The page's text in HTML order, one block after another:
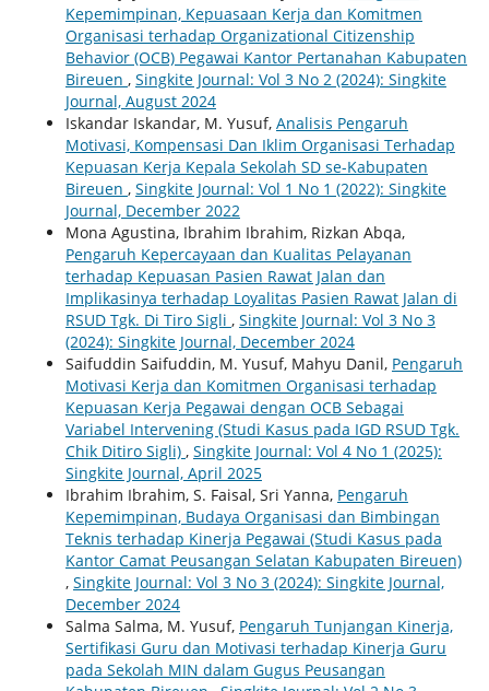
Kepemimpinan, Kepuasaan Kerja dan Komitmen
Organisasi terhadap Organizational Citizenship
Behavior (OCB) Pegawai Kantor Pertanahan Kabupaten
Bireuen , Singkite Journal: Vol 3 No 2 (2024): Singkite
Journal, August 2024
Iskandar Iskandar, M. Yusuf, Analisis Pengaruh
Motivasi, Kompensasi Dan Iklim Organisasi Terhadap
Kepuasan Kerja Kepala Sekolah SD se-Kabupaten
Bireuen , Singkite Journal: Vol 1 No 1 (2022): Singkite
Journal, December 2022
Mona Agustina, Ibrahim Ibrahim, Rizkan Abqa,
Pengaruh Kepercayaan dan Kualitas Pelayanan
terhadap Kepuasan Pasien Rawat Jalan dan
Implikasinya terhadap Loyalitas Pasien Rawat Jalan di
RSUD Tgk. Di Tiro Sigli , Singkite Journal: Vol 3 No 3
(2024): Singkite Journal, December 2024
Saifuddin Saifuddin, M. Yusuf, Mahyu Danil, Pengaruh
Motivasi Kerja dan Komitmen Organisasi terhadap
Kepuasan Kerja Pegawai dengan OCB Sebagai
Variabel Intervening (Studi Kasus pada IGD RSUD Tgk.
Chik Ditiro Sigli) , Singkite Journal: Vol 4 No 1 (2025):
Singkite Journal, April 2025
Ibrahim Ibrahim, S. Faisal, Sri Yanna, Pengaruh
Kepemimpinan, Budaya Organisasi dan Bimbingan
Teknis terhadap Kinerja Pegawai (Studi Kasus pada
Kantor Camat Peusangan Selatan Kabupaten Bireuen)
, Singkite Journal: Vol 3 No 3 (2024): Singkite Journal,
December 2024
Salma Salma, M. Yusuf, Pengaruh Tunjangan Kinerja,
Sertifikasi Guru dan Motivasi terhadap Kinerja Guru
pada Sekolah MIN dalam Gugus Peusangan